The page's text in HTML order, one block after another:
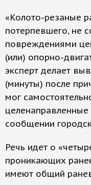
«Колото-резаные
потерпевшего, не
повреждениями
(или) опорно-
эксперт делает
(минуты) после
мог
целенаправленные
сообщении
Речь идет о
проникающих
имеют общий